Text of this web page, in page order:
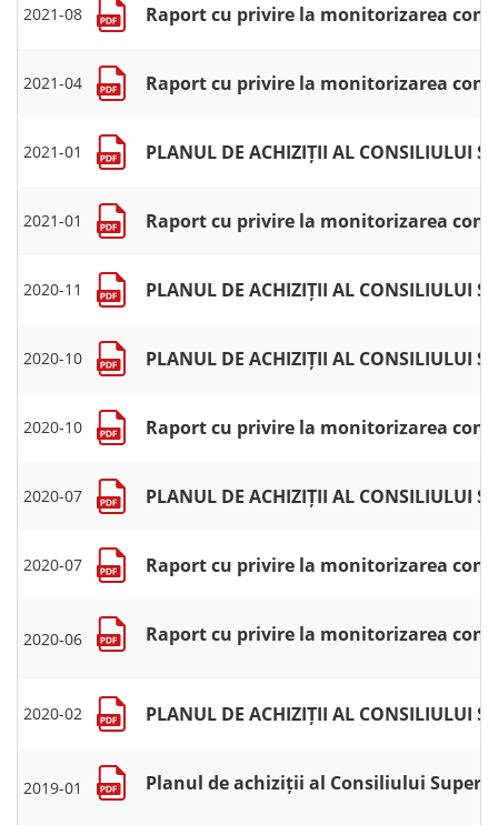
2021-08 Raport cu privire la monitorizarea
2021-04 Raport cu privire la monitorizarea
2021-01 PLANUL DE ACHIZIȚII AL CONSILIULUI
2021-01 Raport cu privire la monitorizarea
2020-11 PLANUL DE ACHIZIȚII AL CONSILIULUI
2020-10 PLANUL DE ACHIZIȚII AL CONSILIULUI
2020-10 Raport cu privire la monitorizarea
2020-07 PLANUL DE ACHIZIȚII AL CONSILIULUI
2020-07 Raport cu privire la monitorizarea
2020-06 Raport cu privire la monitorizarea
2020-02 PLANUL DE ACHIZIȚII AL CONSILIULUI
2019-01 Planul de achiziții al Consiliului